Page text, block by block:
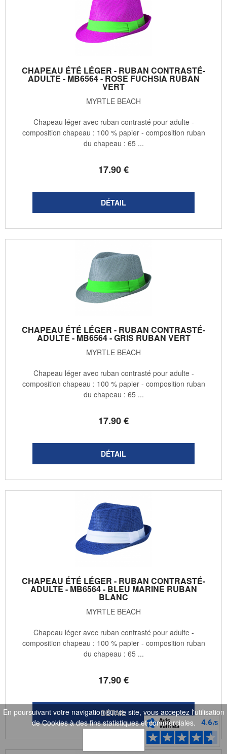
CHAPEAU ÉTÉ LÉGER - RUBAN CONTRASTÉ-
ADULTE - MB6564 - ROSE FUCHSIA RUBAN
VERT
MYRTLE BEACH
17.90€
Chapeau léger avec ruban contrasté pour adulte -
composition chapeau : 100 % papier - composition ruban
du chapeau : 65 ...
CHAPEAU ÉTÉ LÉGER - RUBAN CONTRASTÉ-
ADULTE - MB6564 - GRIS RUBAN VERT
MYRTLE BEACH
17.90€
Chapeau léger avec ruban contrasté pour adulte -
composition chapeau : 100 % papier - composition ruban
du chapeau : 65 ...
CHAPEAU ÉTÉ LÉGER - RUBAN CONTRASTÉ-
ADULTE - MB6564 - BLEU MARINE RUBAN
BLANC
MYRTLE BEACH
17.90€
Chapeau léger avec ruban contrasté pour adulte -
composition chapeau : 100 % papier - composition ruban
du chapeau : 65 ...
En poursuivant votre navigation sur ce site, vous acceptez l'utilisation
de Cookies à des fins statistiques et commerciales.